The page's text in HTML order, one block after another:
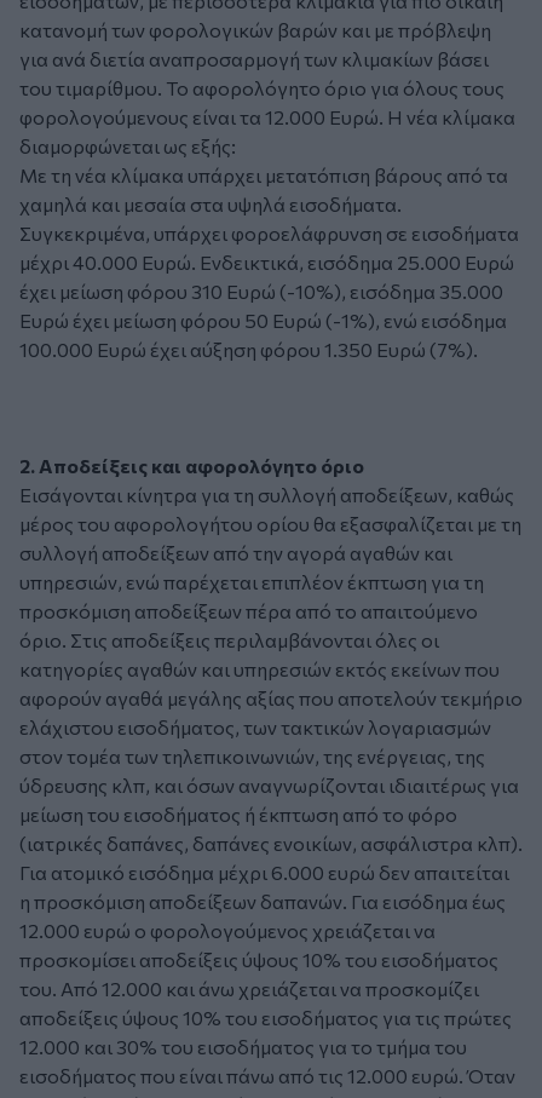
κατανομή των φορολογικών βαρών και με πρόβλεψη
για ανά διετία αναπροσαρμογή των κλιμακίων βάσει
του τιμαρίθμου. Το αφορολόγητο όριο για όλους τους
φορολογούμενους είναι τα 12.000 Ευρώ. Η νέα κλίμακα
διαμορφώνεται ως εξής:
Με τη νέα κλίμακα υπάρχει μετατόπιση βάρους από τα
χαμηλά και μεσαία στα υψηλά εισοδήματα.
Συγκεκριμένα, υπάρχει φοροελάφρυνση σε εισοδήματα
μέχρι 40.000 Ευρώ. Ενδεικτικά, εισόδημα 25.000 Ευρώ
έχει μείωση φόρου 310 Ευρώ (-10%), εισόδημα 35.000
Ευρώ έχει μείωση φόρου 50 Ευρώ (-1%), ενώ εισόδημα
100.000 Ευρώ έχει αύξηση φόρου 1.350 Ευρώ (7%).
2. Αποδείξεις και αφορολόγητο όριο
Εισάγονται κίνητρα για τη συλλογή αποδείξεων, καθώς
μέρος του αφορολογήτου ορίου θα εξασφαλίζεται με τη
συλλογή αποδείξεων από την αγορά αγαθών και
υπηρεσιών, ενώ παρέχεται επιπλέον έκπτωση για τη
προσκόμιση αποδείξεων πέρα από το απαιτούμενο
όριο. Στις αποδείξεις περιλαμβάνονται όλες οι
κατηγορίες αγαθών και υπηρεσιών εκτός εκείνων που
αφορούν αγαθά μεγάλης αξίας που αποτελούν τεκμήριο
ελάχιστου εισοδήματος, των τακτικών λογαριασμών
στον τομέα των τηλεπικοινωνιών, της ενέργειας, της
ύδρευσης κλπ, και όσων αναγνωρίζονται ιδιαιτέρως για
μείωση του εισοδήματος ή έκπτωση από το φόρο
(ιατρικές δαπάνες, δαπάνες ενοικίων, ασφάλιστρα κλπ).
Για ατομικό εισόδημα μέχρι 6.000 ευρώ δεν απαιτείται
η προσκόμιση αποδείξεων δαπανών. Για εισόδημα έως
12.000 ευρώ ο φορολογούμενος χρειάζεται να
προσκομίσει αποδείξεις ύψους 10% του εισοδήματος
του. Από 12.000 και άνω χρειάζεται να προσκομίζει
αποδείξεις ύψους 10% του εισοδήματος για τις πρώτες
12.000 και 30% του εισοδήματος για το τμήμα του
εισοδήματος που είναι πάνω από τις 12.000 ευρώ. Όταν